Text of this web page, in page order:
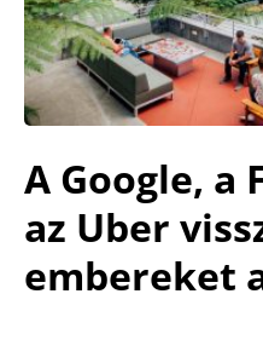
A Google, a
az Uber
embereket